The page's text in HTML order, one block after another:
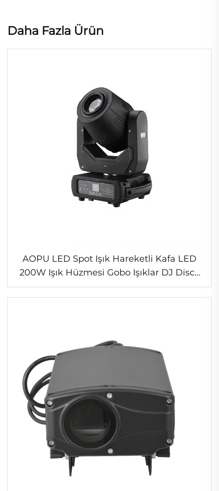
Daha Fazla Ürün
AOPU LED Spot Işık Hareketli Kafa LED
200W Işık Hüzmesi Gobo Işıklar DJ Disco
için